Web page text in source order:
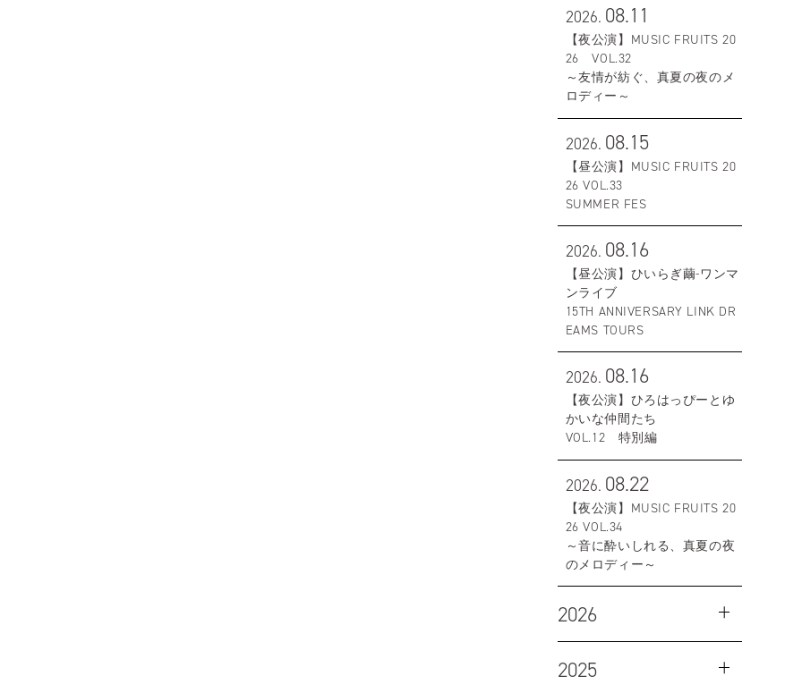
2026. 08.11
【夜公演】MUSIC FRUITS 20
26 VOL.32
～友情が紡ぐ、真夏の夜のメ
ロディー～
2026. 08.15
【昼公演】MUSIC FRUITS 20
26 VOL.33
SUMMER FES
2026. 08.16
【昼公演】ひいらぎ繭-ワンマ
ンライブ
15TH ANNIVERSARY LINK DR
EAMS TOURS
2026. 08.16
【夜公演】ひろはっぴーとゆ
かいな仲間たち
VOL.12 特別編
2026. 08.22
【夜公演】MUSIC FRUITS 20
26 VOL.34
～音に酔いしれる、真夏の夜
のメロディー～
2026
2025